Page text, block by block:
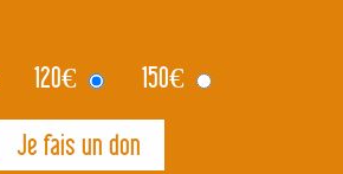
120€ 150€